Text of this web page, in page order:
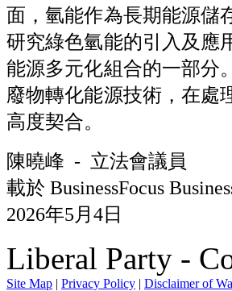
面，氫能作為長期能源儲
研究綠色氫能的引入及應
能源多元化組合的一部分
廢物轉化能源技術，在處
高度契合。
陳曉峰 - 立法會議員
載於 BusinessFocus
2026年5月4日
Liberal Party -
Site Map | Privacy Policy | Disclaimer of